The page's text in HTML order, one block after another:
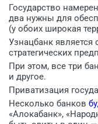
Государство
два нужны для
(у обоих широкая
Узнацбанк
стратегических
При этом, все три
и другое.
Приватизация
Несколько банков
«Алокабанк»,